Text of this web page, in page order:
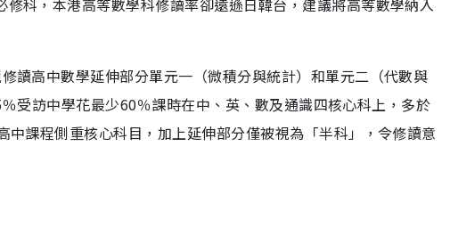
科，本港高等數學科修讀率卻遠遜日韓台，建議將高等數學納入
讀高中數學延伸部分單元一（微積分與統計）和單元二（代數與
受訪中學花最少60％課時在中、英、數及通識四核心科上，多於
課程側重核心科目，加上延伸部分僅被視為「半科」，令修讀意